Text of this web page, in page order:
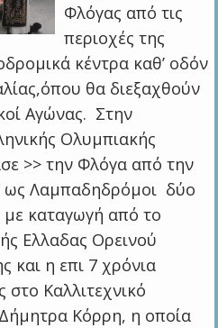
Φλόγας από τις
περιοχές της
κέντρα καθ’ οδόν
θα διεξαχθούν
Αγώνας. Στην
Ολυμπιακής
>> την Φλόγα από την
ως Λαμπαδηδρόμοι δύο
με καταγωγή από το
Ελλαδας Ορεινού
και η επι 7 χρόνια
Καλλιτεχνικό
Κόρρη, η οποία